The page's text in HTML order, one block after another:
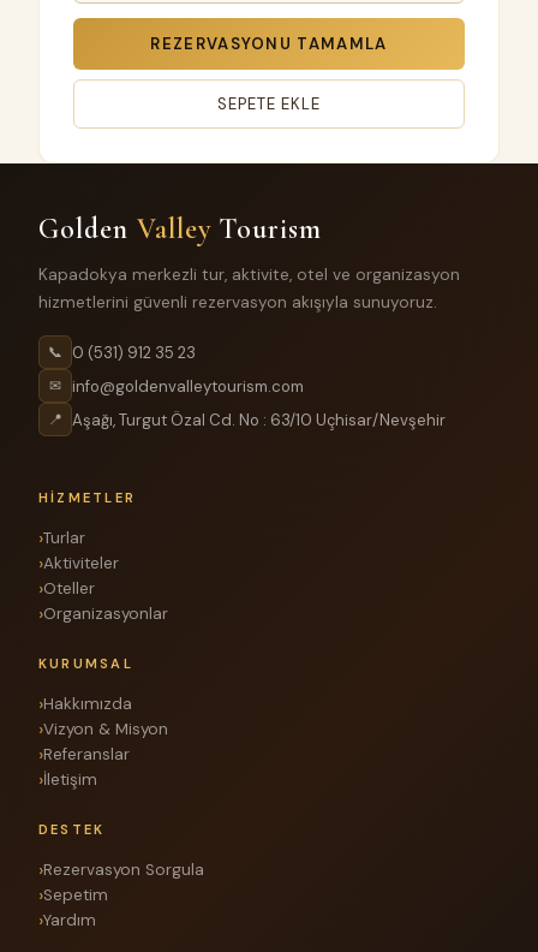
REZERVASYONU TAMAMLA
SEPETE EKLE
Golden ValleyTourism
Kapadokya merkezli tur, aktivite, otel ve organizasyon
hizmetlerini güvenli rezervasyon akışıyla sunuyoruz.
📞 0 (531) 912 35 23
✉ info@goldenvalleytourism.com
📍 Aşağı, Turgut Özal Cd. No : 63/10 Uçhisar/Nevşehir
HIZMETLER
Turlar
Aktiviteler
Oteller
Organizasyonlar
KURUMSAL
Hakkımızda
Vizyon & Misyon
Referanslar
İletişim
DESTEK
Rezervasyon Sorgula
Sepetim
Yardım